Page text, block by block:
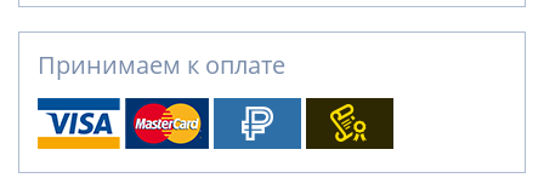
Принимаем к оплате